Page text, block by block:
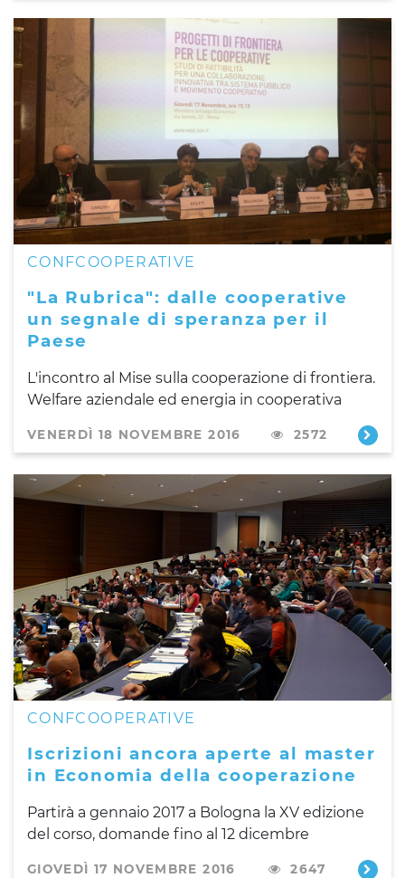
CONFCOOPERATIVE
"La Rubrica": dalle cooperative
un segnale di speranza per il
Paese
L'incontro al Mise sulla cooperazione di frontiera.
Welfare aziendale ed energia in cooperativa
VENERDÌ 18 NOVEMBRE 2016 2572
CONFCOOPERATIVE
Iscrizioni ancora aperte al master
in Economia della cooperazione
Partirà a gennaio 2017 a Bologna la XV edizione
del corso, domande fino al 12 dicembre
GIOVEDÌ 17 NOVEMBRE 2016 2647